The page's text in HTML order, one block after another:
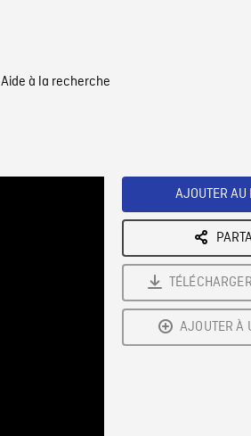
Aide à la recherche
AJOUTER AU
AJOUTER À